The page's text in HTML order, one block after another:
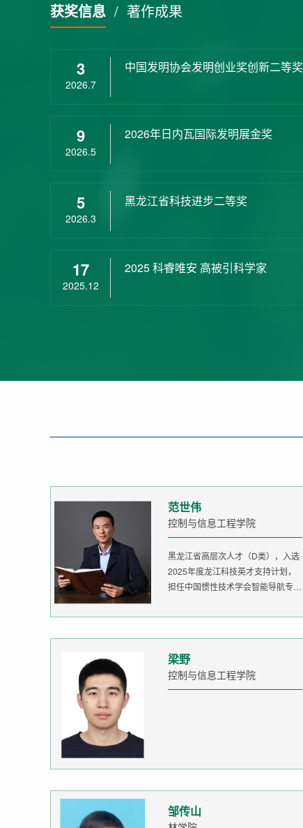
获奖信息 / 著作成果
3
2026.7
中国发明协会发明创业奖创新二等奖
9
2026.5
2026年日内瓦国际发明展金奖
5
2026.3
黑龙江省科技进步二等奖
17
2025.12
2025 科睿唯安 高被引科学家
范世伟
控制与信息工程学院
黑龙江省高层次人才（D类），入选
2025年度龙江科技英才支持计划，
担任中国惯性技术学会智能导航专委
梁野
控制与信息工程学院
邹传山